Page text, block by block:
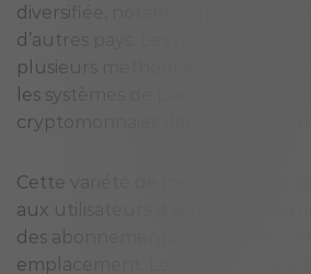
diversifiée, notamment ceux des
d’autres pays. Les utilisateurs
plusieurs méthodes, telles que
les systèmes de paiement en
cryptomonnaies dans certains cas.
Cette variété de méthodes de
aux utilisateurs d’acheter
des abonnements premium, quel
emplacement. Le site met